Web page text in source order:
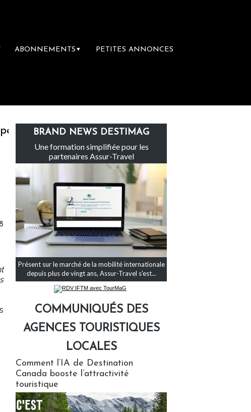
ABONNEMENTS ▼ PETITES ANNONCES
Claire rachète Eden Tour
BRAND NEWS DESTIMAG
Une formation simplifiée pour les
partenaires Assur-Travel
Présent sur le marché de la mobilité internationale
depuis plus de vingt ans, Assur-Travel s'est...
COMMUNIQUÉS DES
AGENCES TOURISTIQUES
LOCALES
Comment l’IA de Destination
Canada booste l’attractivité
touristique